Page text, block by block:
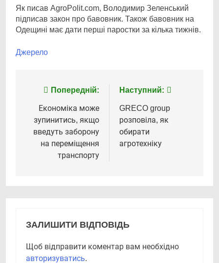
Як писав AgroPolit.com, Володимир Зеленський
підписав закон про бавовник. Також бавовник на
Одещині має дати перші паростки за кілька тижнів.
Джерело
Навігація
записів
Попередній:
Економіка може
зупинитись, якщо
введуть заборону
на переміщення
транспорту
Наступний:
GRECO group
розповіла, як
обирати
агротехніку
ЗАЛИШИТИ ВІДПОВІДЬ
Щоб відправити коментар вам необхідно
авторизуватись.